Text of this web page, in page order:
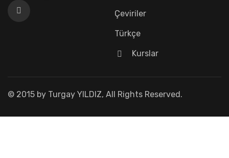
Çeviriler
Türkçe
Kurslar
© 2015 by Turgay YILDIZ, All Rights Reserved.